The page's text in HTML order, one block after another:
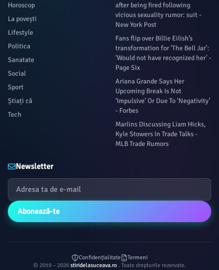
Horoscop
La povești
Lifestyle
Politica
Sanatate
Social
Sport
Știați că
Tech
after being fired following
vicious sexuality rumor: suit -
New York Post
Fans flip over Billie Eilish’s
transformation for ‘The Bell Jar’:
‘Would not have recognized her’ -
Page Six
Ariana Grande Says Her
Upcoming Break Is Not
‘Impulsive’ Or Due To ‘Negativity’
- Forbes
Marlins Discussing Liam Hicks,
Kyle Stowers In Trade Talks -
MLB Trade Rumors
Newsletter
Abonează-te
Confidențialitate
Termeni
© 2019 – 2026 stiridelasuceava.ro . Toate drepturile rezervate.